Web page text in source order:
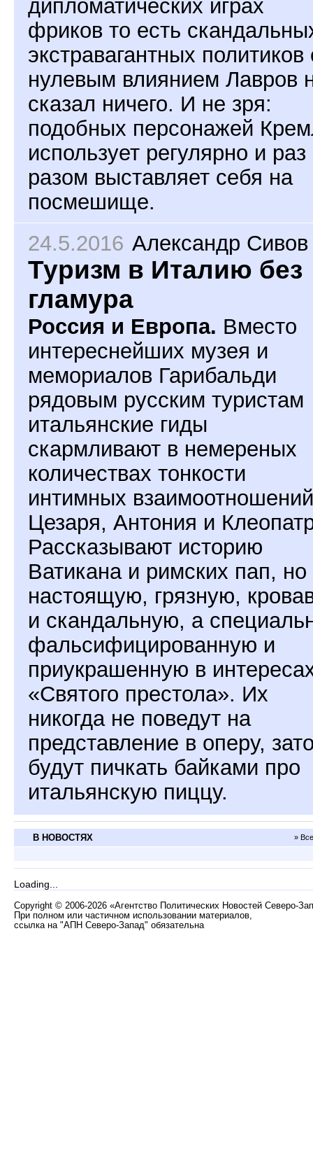
дипломатических играх
фриков то есть
экстравагантных политиков
нулевым влиянием Лавров
сказал ничего. И не зря:
подобных персонажей
использует регулярно и раз
разом выставляет себя на
посмешище.
24.5.2016 Александр Сивов
Туризм в Италию без
гламура
Россия и Европа. Вместо
интереснейших музея и
мемориалов Гарибальди
рядовым русским туристам
итальянские гиды
скармливают в немереных
количествах тонкости
интимных взаимоотношений
Цезаря, Антония и
Рассказывают историю
Ватикана и римских пап, но
настоящую, грязную,
и скандальную, а
фальсифицированную и
приукрашенную в
«Святого престола». Их
никогда не поведут на
представление в оперу,
будут пичкать байками про
итальянскую пиццу.
В НОВОСТЯХ »
Loading...
Copyright © 2006-2026 «Агентство Политических Новостей Северо-
При полном или частичном использовании материалов,
ссылка на "АПН Северо-Запад" обязательна